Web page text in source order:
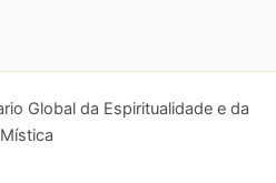
Global da Espiritualidade e da
Mística